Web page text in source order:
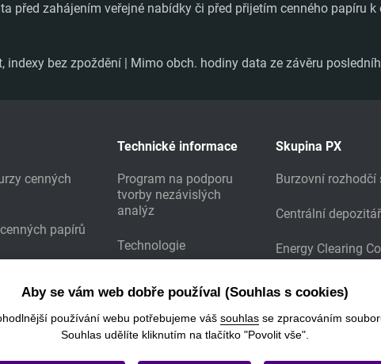
před zahájením veřejné nabídky či před přijetím cenného papíru
bez zpoždění | Mimo obch. hodiny data ze závěru
cenných
papírů
Technické informace
Program na podporu
tvorby nezávislých
analýz
Technologie
Stažení výsledků
Skupina PX
Burzovní rozhodčí
Centrální
Energy Clearing
Aby se vám web dobře používal (Souhlas s cookies)
používání webu potřebujeme váš souhlasse zpracováním
Souhlas udělíte kliknutím na tlačítko "Povolit vše".